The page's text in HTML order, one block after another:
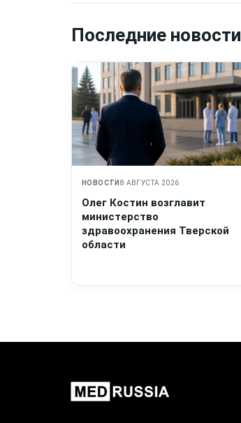
Последние новости
НОВОСТИ 8 АВГУСТА 2026
Олег Костин возглавит
министерство
здравоохранения Тверской
области